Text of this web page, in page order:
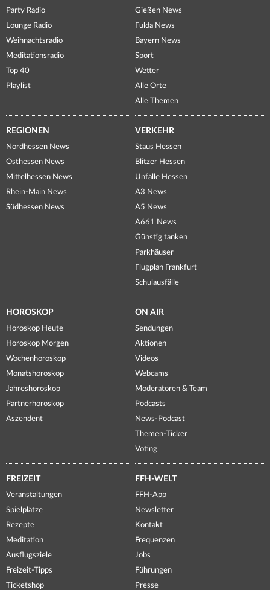
Party Radio
Lounge Radio
Weihnachtsradio
Meditationsradio
Top 40
Playlist
Gießen News
Fulda News
Bayern News
Sport
Wetter
Alle Orte
Alle Themen
REGIONEN
Nordhessen News
Osthessen News
Mittelhessen News
Rhein-Main News
Südhessen News
VERKEHR
Staus Hessen
Blitzer Hessen
Unfälle Hessen
A3 News
A5 News
A661 News
Günstig tanken
Parkhäuser
Flugplan Frankfurt
Schulausfälle
HOROSKOP
Horoskop Heute
Horoskop Morgen
Wochenhoroskop
Monatshoroskop
Jahreshoroskop
Partnerhoroskop
Aszendent
ON AIR
Sendungen
Aktionen
Videos
Webcams
Moderatoren & Team
Podcasts
News-Podcast
Themen-Ticker
Voting
FREIZEIT
Veranstaltungen
Spielplätze
Rezepte
Meditation
Ausflugsziele
Freizeit-Tipps
Ticketshop
FFH-WELT
FFH-App
Newsletter
Kontakt
Frequenzen
Jobs
Führungen
Presse